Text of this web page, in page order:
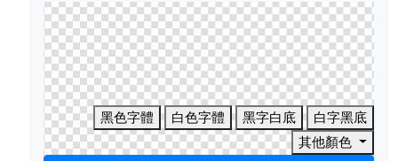
黑色字體 白色字體 黑字白底
白字黑底
其他顏色